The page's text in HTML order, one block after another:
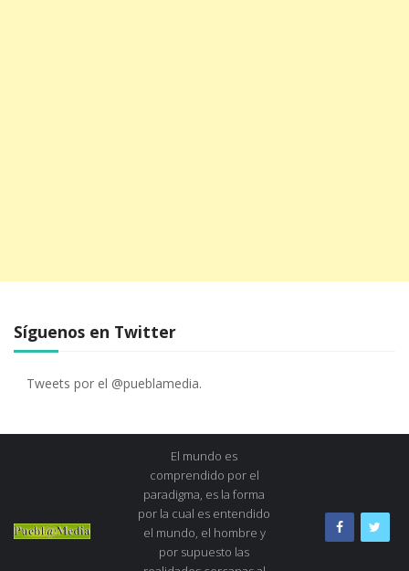
Síguenos en Twitter
Tweets por el @pueblamedia.
El mundo es
comprendido por el
paradigma, es la forma
por la cual es entendido
el mundo, el hombre y
por supuesto las